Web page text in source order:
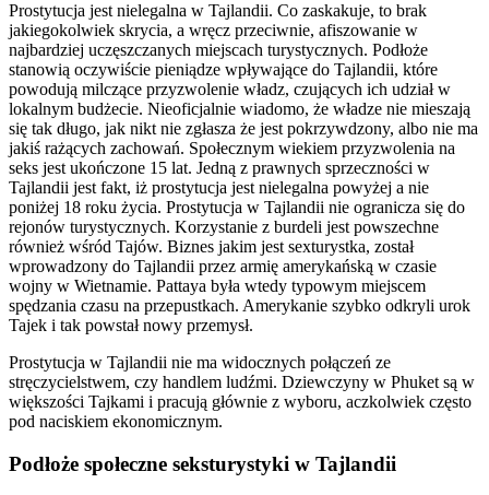
Prostytucja jest nielegalna w Tajlandii. Co zaskakuje, to brak
jakiegokolwiek skrycia, a wręcz przeciwnie, afiszowanie w
najbardziej uczęszczanych miejscach turystycznych. Podłoże
stanowią oczywiście pieniądze wpływające do Tajlandii, które
powodują milczące przyzwolenie władz, czujących ich udział w
lokalnym budżecie. Nieoficjalnie wiadomo, że władze nie mieszają
się tak długo, jak nikt nie zgłasza że jest pokrzywdzony, albo nie ma
jakiś rażących zachowań. Społecznym wiekiem przyzwolenia na
seks jest ukończone 15 lat. Jedną z prawnych sprzeczności w
Tajlandii jest fakt, iż prostytucja jest nielegalna powyżej a nie
poniżej 18 roku życia. Prostytucja w Tajlandii nie ogranicza się do
rejonów turystycznych. Korzystanie z burdeli jest powszechne
również wśród Tajów. Biznes jakim jest sexturystka, został
wprowadzony do Tajlandii przez armię amerykańską w czasie
wojny w Wietnamie. Pattaya była wtedy typowym miejscem
spędzania czasu na przepustkach. Amerykanie szybko odkryli urok
Tajek i tak powstał nowy przemysł.
Prostytucja w Tajlandii nie ma widocznych połączeń ze
stręczycielstwem, czy handlem ludźmi. Dziewczyny w Phuket są w
większości Tajkami i pracują głównie z wyboru, aczkolwiek często
pod naciskiem ekonomicznym.
Podłoże społeczne seksturystyki w Tajlandii